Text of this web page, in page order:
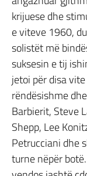
krijuese dhe
e viteve 1960,
solistët më
suksesin e tij
jetoi për disa
rëndësishme
Barbierit, Steve
Shepp, Lee
Petrucciani dhe
turne nëpër